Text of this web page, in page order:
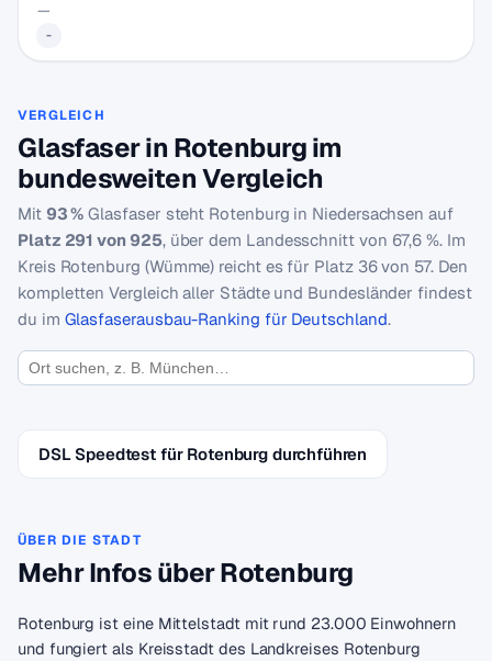
-
—
VERGLEICH
Glasfaser in Rotenburg im
bundesweiten Vergleich
Mit 93 % Glasfaser steht Rotenburg in Niedersachsen auf
Platz 291 von 925, über dem Landesschnitt von 67,6 %. Im
Kreis Rotenburg (Wümme) reicht es für Platz 36 von 57. Den
kompletten Vergleich aller Städte und Bundesländer findest
du im Glasfaserausbau-Ranking für Deutschland.
DSL Speedtest für Rotenburg durchführen
ÜBER DIE STADT
Mehr Infos über Rotenburg
Rotenburg ist eine Mittelstadt mit rund 23.000 Einwohnern
und fungiert als Kreisstadt des Landkreises Rotenburg